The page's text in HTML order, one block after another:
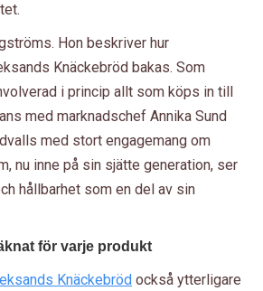
Hon beskriver hur
Knäckebröd bakas. Som
i princip allt som köps in till
med marknadschef Annika Sund
med stort engagemang om
nu inne på sin sjätte generation, ser
hållbarhet som en del av sin
för varje produkt
Knäckebröd också ytterligare